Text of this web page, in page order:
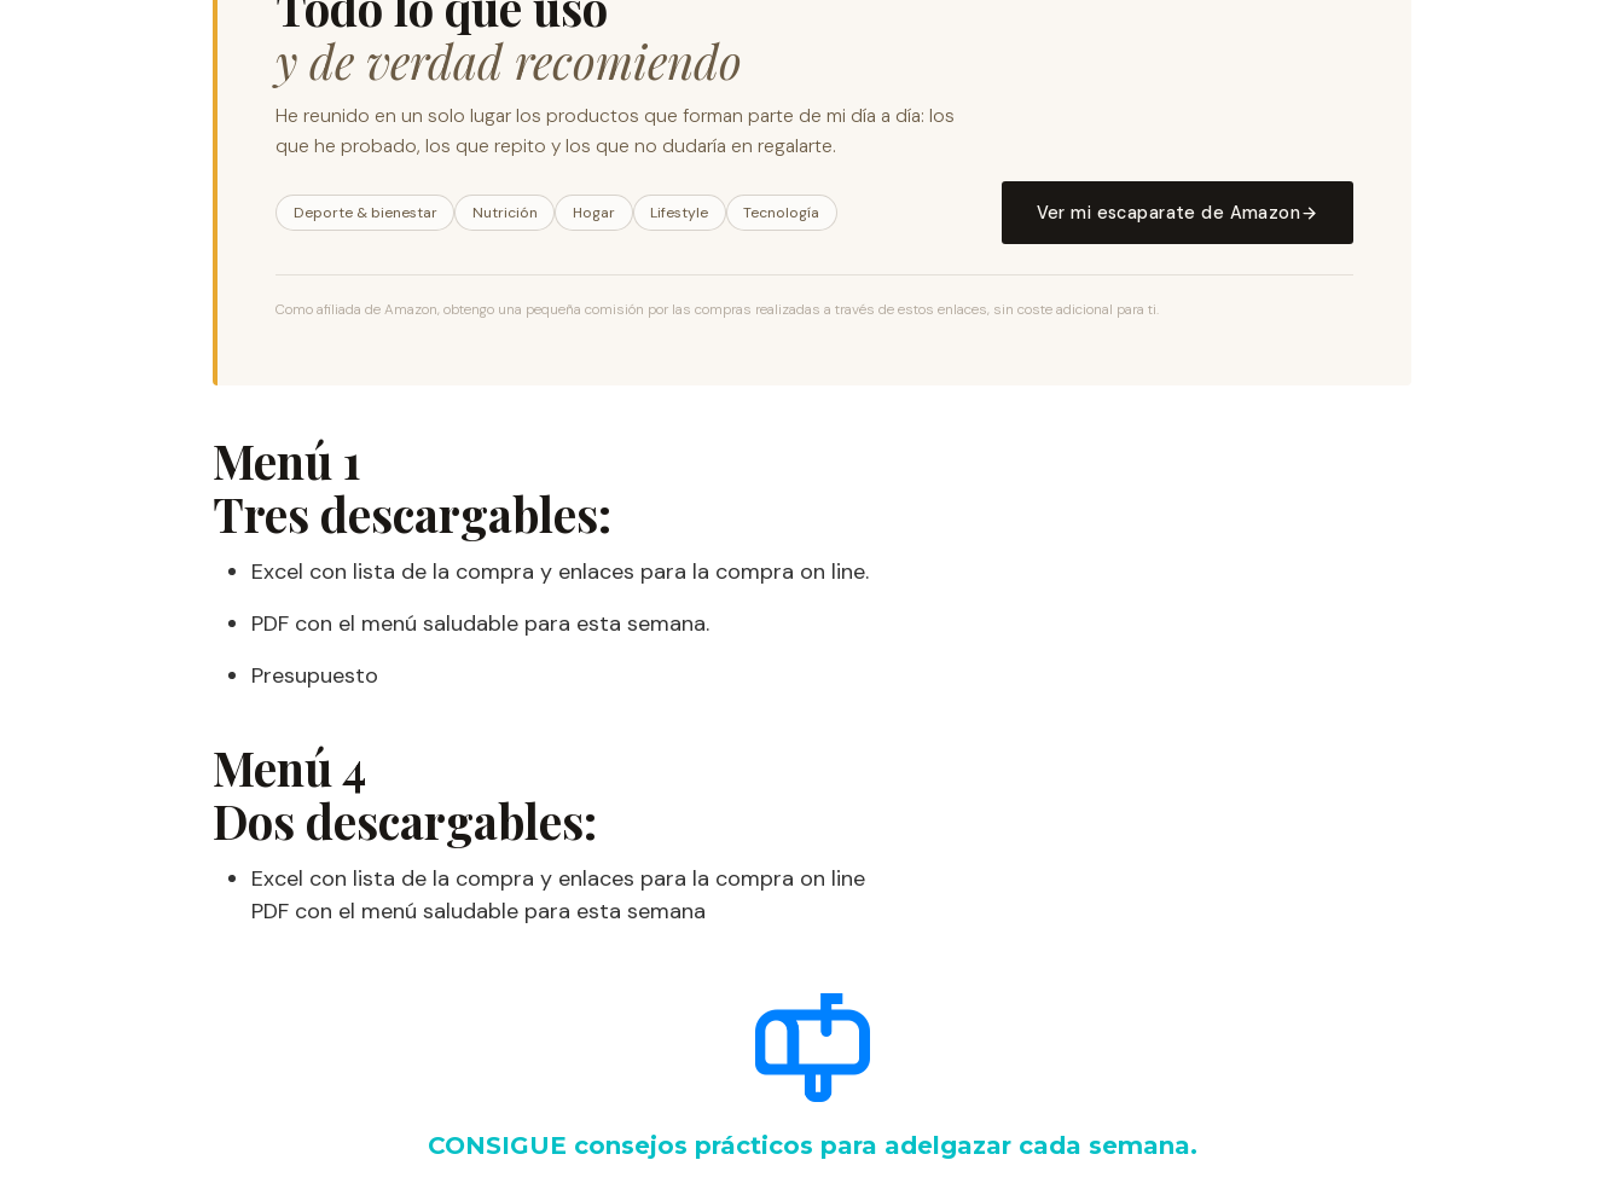
y de verdad recomiendo
He reunido en un solo lugar los productos que forman parte de mi día a día: los
que he probado, los que repito y los que no dudaría en regalarte.
Deporte & bienestar Nutrición Hogar Lifestyle Tecnología Ver mi escaparate de Amazon
Como afiliada de Amazon, obtengo una pequeña comisión por las compras realizadas a través de estos enlaces, sin coste adicional para ti.
Menú 1
Tres descargables:
Excel con lista de la compra y enlaces para la compra on line.
PDF con el menú saludable para esta semana.
Presupuesto
Menú 4
Dos descargables:
Excel con lista de la compra y enlaces para la compra on line
PDF con el menú saludable para esta semana
CONSIGUE consejos prácticos para adelgazar cada semana.